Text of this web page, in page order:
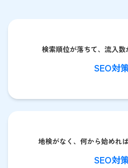
検索順位が落ちて、流入
SEO対
地検がなく、何から始めれ
SEO対